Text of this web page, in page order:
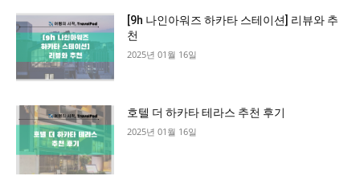
[9h 나인아워즈 하카타 스테이션] 리뷰와 추
천
2025년 01월 16일
호텔 더 하카타 테라스 추천 후기
2025년 01월 16일